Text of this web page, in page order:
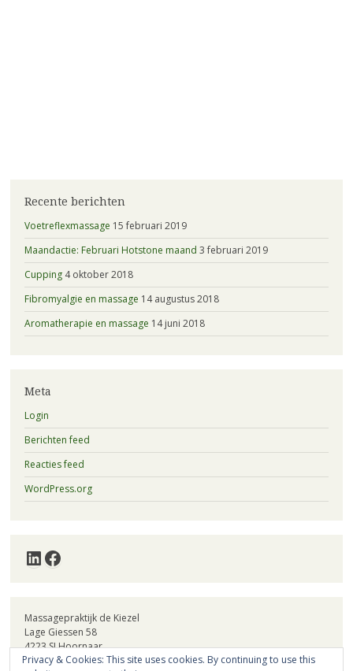
Recente berichten
Voetreflexmassage 15 februari 2019
Maandactie: Februari Hotstone maand 3 februari 2019
Cupping 4 oktober 2018
Fibromyalgie en massage 14 augustus 2018
Aromatherapie en massage 14 juni 2018
Meta
Login
Berichten feed
Reacties feed
WordPress.org
LinkedIn
Facebook
Massagepraktijk de Kiezel
Lage Giessen 58
4223 SJ Hoornaar
KvK:
Privacy & Cookies: This site uses cookies. By continuing to use this